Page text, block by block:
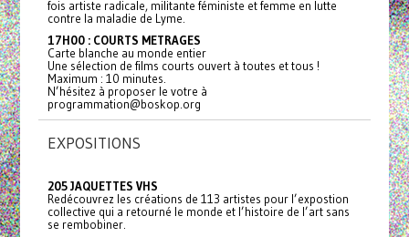
fois artiste radicale, militante féministe et femme en lutte
contre la maladie de Lyme.
17H00 : COURTS METRAGES
Carte blanche au monde entier
Une sélection de films courts ouvert à toutes et tous !
Maximum : 10 minutes.
N’hésitez à proposer le votre à
programmation@boskop.org
EXPOSITIONS
205 JAQUETTES VHS
Redécouvrez les créations de 113 artistes pour l’expostion
collective qui a retourné le monde et l’histoire de l’art sans
se rembobiner.